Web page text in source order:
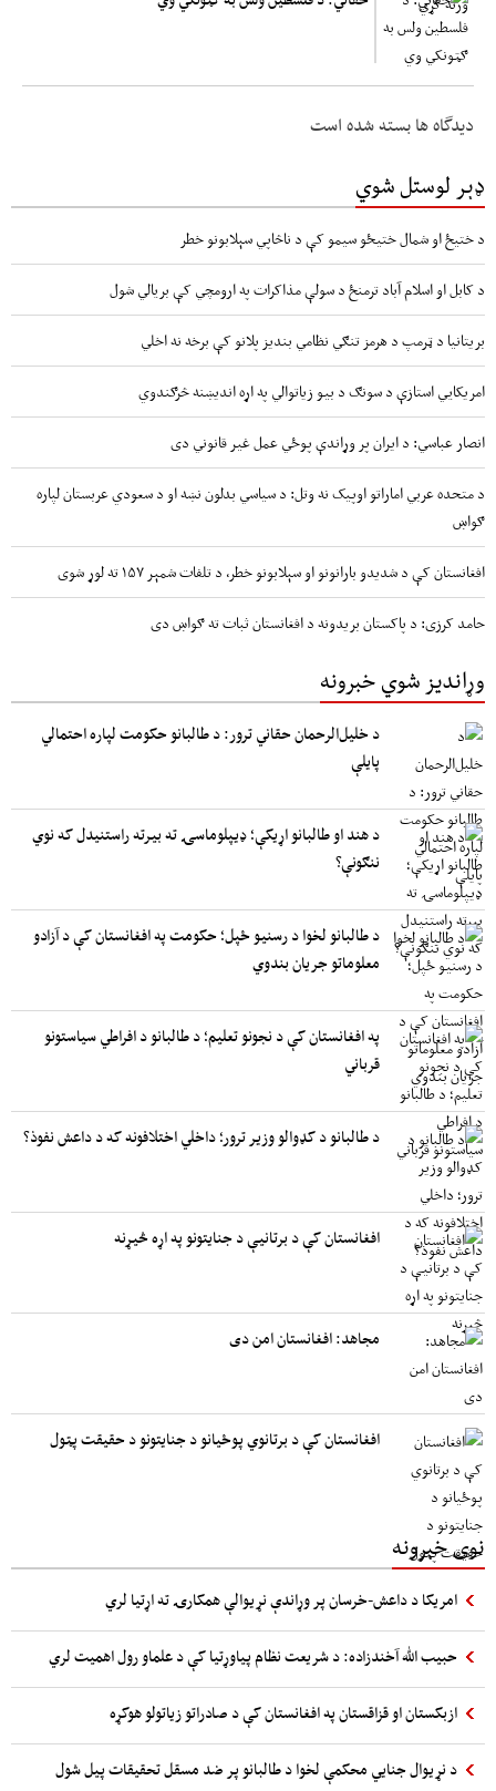
دیدگاه ها بسته شده است
ډېر لوستل شوي
د ختیځ او شمال ختیځو سیمو کې د ناڅاپي سېلابونو خطر
د کابل او اسلام آباد ترمنځ د سولې مذاکرات په ارومچي کې بريالي شول
بریتانیا د ټرمپ د هرمز تنګي نظامي بندیز پلانو کې برخه نه اخلي
امریکايي استازې د سونګ د بیو زیاتوالي په اړه اندیښنه څرګندوي
انصار عباسي: د ایران پر وړاندې پوځي عمل غیر قانوني دی
د متحده عربي اماراتو اوپیک نه وتل: د سیاسي بدلون نښه او د سعودي عربستان لپاره
ګواښ
افغانستان کې د شدیدو بارانونو او سېلابونو خطر، د تلفات شمېر ۱۵۷ ته لوړ شوی
حامد کرزی: د پاکستان بریدونه د افغانستان ثبات ته ګواښ دی
وړاندیز شوي خبرونه
د خلیل‌الرحمان حقاني ترور: د طالبانو حکومت لپاره احتمالي
پایلې
د هند او طالبانو اړیکې؛ ډیپلوماسۍ ته بیرته راستنیدل که نوي
ننګونې؟
د طالبانو لخوا د رسنیو ځپل؛ حکومت په افغانستان کې د آزادو
معلوماتو جریان بندوي
په افغانستان کې د نجونو تعلیم؛ د طالبانو د افراطي سیاستونو
قرباني
د طالبانو د کډوالو وزیر ترور؛ داخلي اختلافونه که د داعش نفوذ؟
افغانستان کې د برتانیې د جنایتونو په اړه څیړنه
مجاهد: افغانستان امن دی
افغانستان کې د برتانوي پوځیانو د جنایتونو د حقیقت پټول
نوی خبرونه
امریکا د داعش-خرسان پر وړاندې نړیوالې همکارۍ ته اړتیا لري
حبیب الله آخندزاده: د شریعت نظام پیاوړتیا کې د علماو رول اهمیت لري
ازبکستان او قزاقستان په افغانستان کې د صادراتو زیاتولو هوکړه
د نړیوال جنایي محکمې لخوا د طالبانو پر ضد مسقل تحقیقات پیل شول